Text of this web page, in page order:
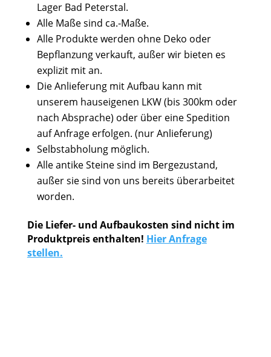
Lager Bad Peterstal.
Alle Maße sind ca.-Maße.
Alle Produkte werden ohne Deko oder
Bepflanzung verkauft, außer wir bieten es
explizit mit an.
Die Anlieferung mit Aufbau kann mit
unserem hauseigenen LKW (bis 300km oder
nach Absprache) oder über eine Spedition
auf Anfrage erfolgen. (nur Anlieferung)
Selbstabholung möglich.
Alle antike Steine sind im Bergezustand,
außer sie sind von uns bereits überarbeitet
worden.
Die Liefer- und Aufbaukosten sind nicht im
Produktpreis enthalten! Hier Anfrage
stellen.